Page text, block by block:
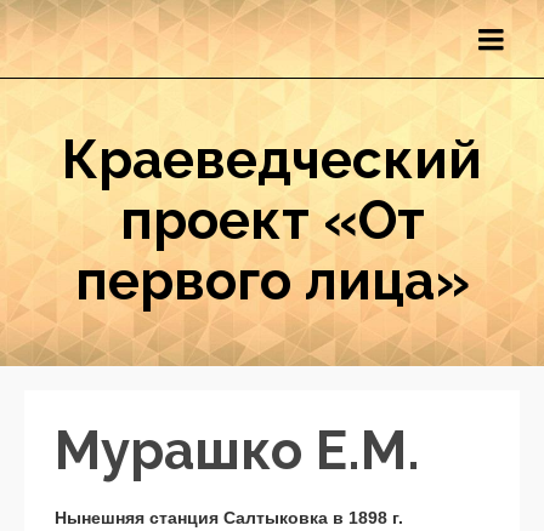
Краеведческий
проект «От
первого лица»
Мурашко Е.М.
Нынешняя станция Салтыковка в 1898 г.